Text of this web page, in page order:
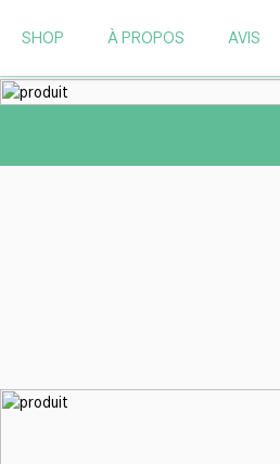
SHOP À PROPOS AVIS